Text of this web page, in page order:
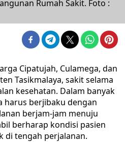
Rumah Sakit. Foto :
Cipatujah, Culamega, dan
Tasikmalaya, sakit selama
kesehatan. Dalam banyak
harus berjibaku dengan
berjam-jam menuju
berharap kondisi pasien
di tengah perjalanan.